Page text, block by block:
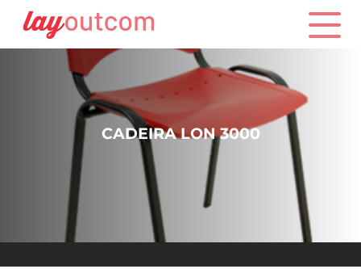
CADEIRA LON 3000